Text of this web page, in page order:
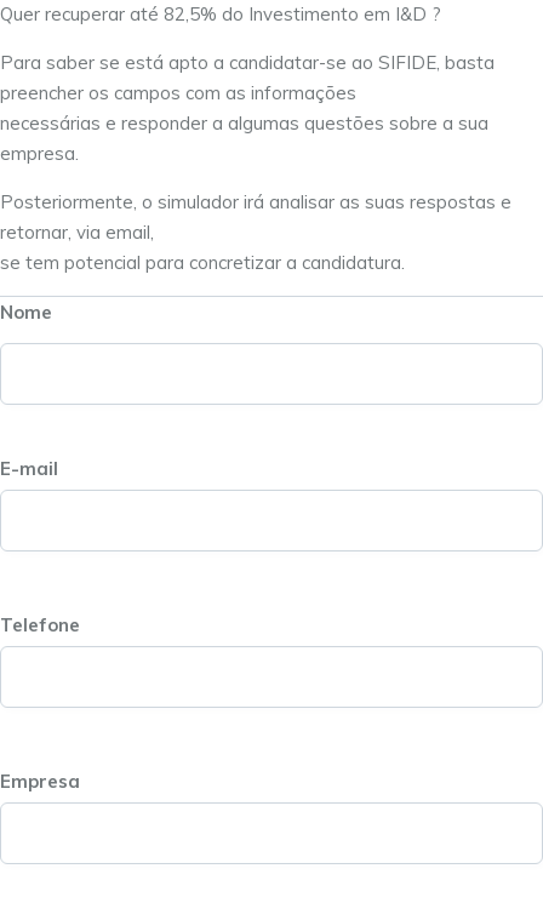
Quer recuperar até 82,5% do Investimento em I&D ?
Para saber se está apto a candidatar-se ao SIFIDE, basta
preencher os campos com as informações
necessárias e responder a algumas questões sobre a sua
empresa.
Posteriormente, o simulador irá analisar as suas respostas e
retornar, via email,
se tem potencial para concretizar a candidatura.
Nome
E-mail
Telefone
Empresa